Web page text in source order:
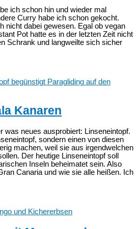
ich schon hin und wieder mal
Curry habe ich schon gekocht.
nicht dabei gewesen. Egal ob vegan
Pot hatte es in der letzten Zeit nicht
Schrank und langweilte sich sicher
Kanaren
was neues ausprobiert: Linseneintopf.
sondern einen von diesen
machen, weil sie aus irgendwelchen
Der heutige Linseneintopf soll
Inseln beheimatet sein. Also
Canaria und wie sie alle heißen. Ich